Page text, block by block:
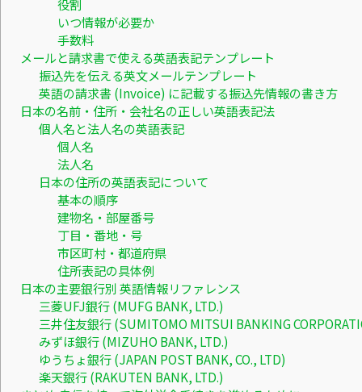
役割
いつ情報が必要か
手数料
メールと請求書で使える英語表記テンプレート
振込先を伝える英文メールテンプレート
英語の請求書 (Invoice) に記載する振込先情報の書き方
日本の名前・住所・会社名の正しい英語表記法
個人名と法人名の英語表記
個人名
法人名
日本の住所の英語表記について
基本の順序
建物名・部屋番号
丁目・番地・号
市区町村・都道府県
住所表記の具体例
日本の主要銀行別 英語情報リファレンス
三菱UFJ銀行 (MUFG BANK, LTD.)
三井住友銀行 (SUMITOMO MITSUI BANKING
みずほ銀行 (MIZUHO BANK, LTD.)
ゆうちょ銀行 (JAPAN POST BANK, CO., LTD)
楽天銀行 (RAKUTEN BANK, LTD.)